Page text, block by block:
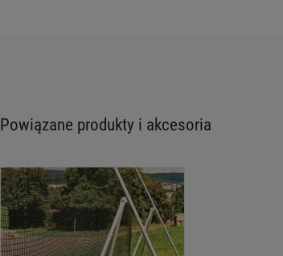
Powiązane produkty i akcesoria